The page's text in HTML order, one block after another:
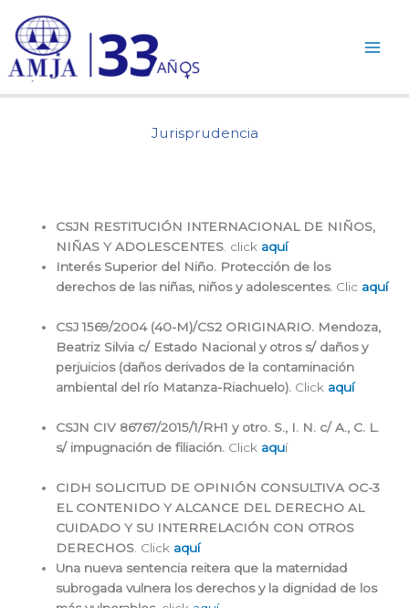
contenido
Jurisprudencia
CSJN RESTITUCIÓN INTERNACIONAL DE NIÑOS,
NIÑAS Y ADOLESCENTES. click aquí
Interés Superior del Niño. Protección de los
derechos de las niñas, niños y adolescentes. Clic aquí
CSJ 1569/2004 (40-M)/CS2 ORIGINARIO. Mendoza,
Beatriz Silvia c/ Estado Nacional y otros s/ daños y
perjuicios (daños derivados de la contaminación
ambiental del río Matanza-Riachuelo). Click aquí
CSJN CIV 86767/2015/1/RH1 y otro. S., I. N. c/ A., C. L.
s/ impugnación de filiación. Click aquí
CIDH SOLICITUD DE OPINIÓN CONSULTIVA OC-3
EL CONTENIDO Y ALCANCE DEL DERECHO AL
CUIDADO Y SU INTERRELACIÓN CON OTROS
DERECHOS. Click aquí
Una nueva sentencia reitera que la maternidad
subrogada vulnera los derechos y la dignidad de los